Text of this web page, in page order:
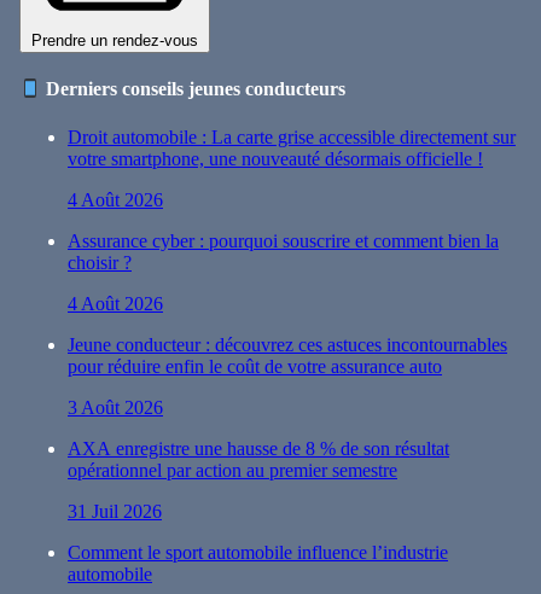
Prendre un rendez-vous
Derniers conseils jeunes conducteurs
Droit automobile : La carte grise accessible directement sur
votre smartphone, une nouveauté désormais officielle !
4 Août 2026
Assurance cyber : pourquoi souscrire et comment bien la
choisir ?
4 Août 2026
Jeune conducteur : découvrez ces astuces incontournables
pour réduire enfin le coût de votre assurance auto
3 Août 2026
AXA enregistre une hausse de 8 % de son résultat
opérationnel par action au premier semestre
31 Juil 2026
Comment le sport automobile influence l’industrie
automobile